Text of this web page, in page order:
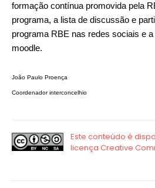
formação contínua promovida pela
programa, a lista de discussão e
programa RBE nas redes sociais e
moodle.
João Paulo Proença
Coordenador interconcelhio